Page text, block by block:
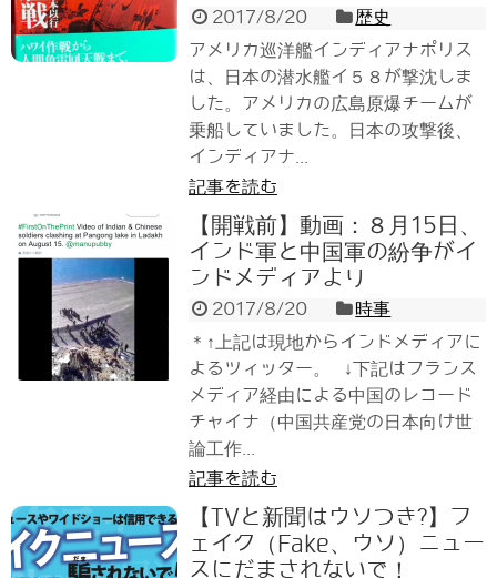
2017/8/20
歴史
アメリカ巡洋艦インディアナポリス
は、日本の潜水艦イ５８が撃沈しま
した。アメリカの広島原爆チームが
乗船していました。日本の攻撃後、
インディアナ...
記事を読む
【開戦前】動画：８月15日、
インド軍と中国軍の紛争がイ
ンドメディアより
2017/8/20
時事
＊↑上記は現地からインドメディアに
よるツィッター。 ↓下記はフランス
メディア経由による中国のレコード
チャイナ（中国共産党の日本向け世
論工作...
記事を読む
【TVと新聞はウソつき?】フ
ェイク（Fake、ウソ）ニュー
スにだまされないで！